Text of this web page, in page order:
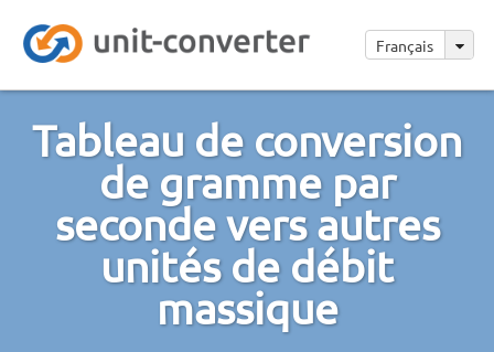
Français
Tableau de conversion
de gramme par
seconde vers autres
unités de débit
massique